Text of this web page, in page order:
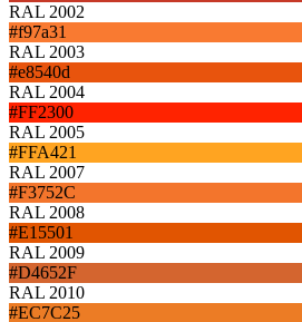
RAL 2002
#f97a31
RAL 2003
#e8540d
RAL 2004
#FF2300
RAL 2005
#FFA421
RAL 2007
#F3752C
RAL 2008
#E15501
RAL 2009
#D4652F
RAL 2010
#EC7C25